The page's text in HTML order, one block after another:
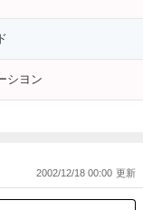
シヨン
2002/12/18 00:00